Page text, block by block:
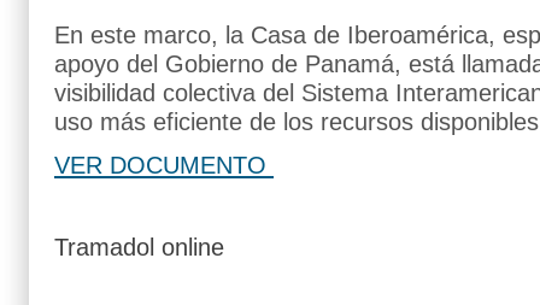
En este marco, la Casa de Iberoamérica,
apoyo del Gobierno de Panamá, está
visibilidad colectiva del Sistema
uso más eficiente de los recursos
VER DOCUMENTO
Tramadol online